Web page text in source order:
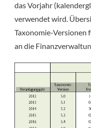
das Vorjahr
verwendet wird.
Taxonomie-Versionen
an die